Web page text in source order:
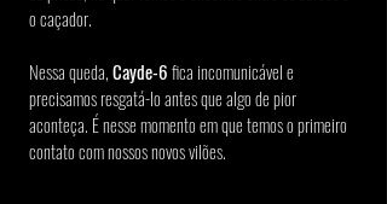
o caçador.
Nessa queda, Cayde-6 fica incomunicável e
precisamos resgatá-lo antes que algo de pior
aconteça. É nesse momento em que temos o primeiro
contato com nossos novos vilões.